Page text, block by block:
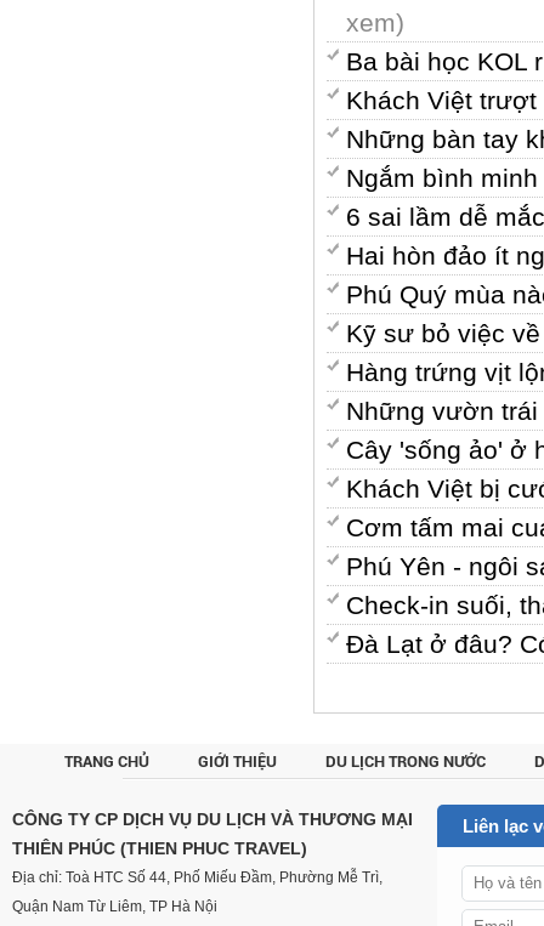
xem)
Ba bài học KOL
Khách Việt
Những bàn tay
Ngắm bình
6 sai lầm dễ
Hai hòn đảo ít
Phú Quý mùa
Kỹ sư bỏ việc
Hàng trứng vịt
Những vườn
Cây 'sống ảo' ở
Khách Việt bị
Cơm tấm mai
Phú Yên - ngôi
Check-in suối,
Đà Lạt ở đâu?
TRANG CHỦ GIỚI THIỆU DU LỊCH TRONG NƯỚC
CÔNG TY CP DỊCH VỤ DU LỊCH VÀ THƯƠNG MẠI
THIÊN PHÚC (THIEN PHUC TRAVEL)
Địa chỉ: Toà HTC Số 44, Phố Miếu Đầm, Phường Mễ Trì,
Quận Nam Từ Liêm, TP Hà Nội
Liên lạc